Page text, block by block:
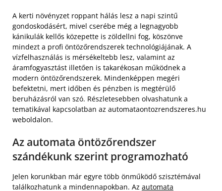
A kerti növényzet roppant hálás lesz a napi szintű
gondoskodásért, mivel cserébe még a legnagyobb
kánikulák kellős közepette is zöldellni fog, köszönve
mindezt a profi öntözőrendszerek technológiájának. A
vízfelhasználás is mérsékeltebb lesz, valamint az
áramfogyasztást illetően is takarékosan működnek a
modern öntözőrendszerek. Mindenképpen megéri
befektetni, mert időben és pénzben is megtérülő
beruházásról van szó. Részletesebben olvashatunk a
tematikával kapcsolatban az automataontozrendszeres.hu
weboldalon.
Az automata öntözőrendszer
szándékunk szerint programozható
Jelen korunkban már egyre több önműködő szisztémával
találkozhatunk a mindennapokban. Az automata